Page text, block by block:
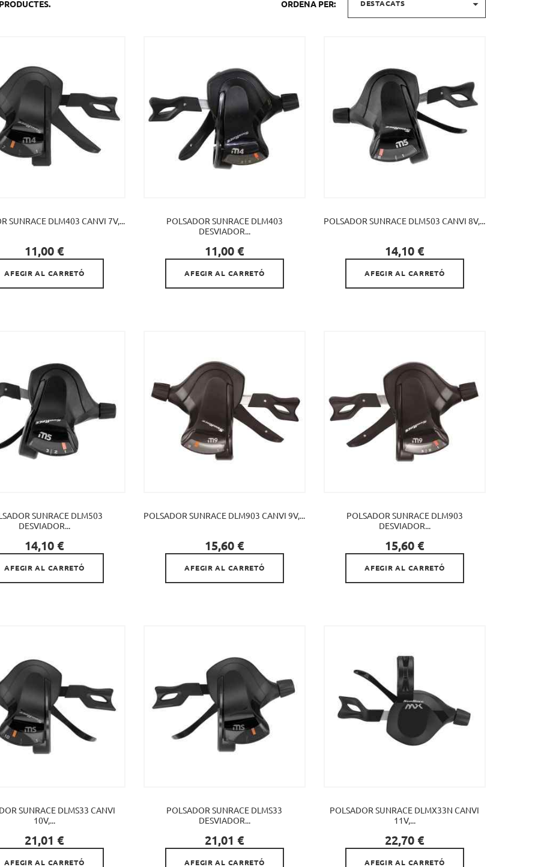
ORDENA PER: DESTACATS 
SUNRACE DLM403 CANVI 7V,...
Preu
11,00 €

AFEGIR AL CARRETÓ
POLSADOR SUNRACE DLM403
DESVIADOR...
Preu
11,00 €

AFEGIR AL CARRETÓ
POLSADOR SUNRACE DLM503 CANVI 8V,...
Preu
14,10 €

AFEGIR AL CARRETÓ
SUNRACE DLM503
DESVIADOR...
Preu
14,10 €

AFEGIR AL CARRETÓ
POLSADOR SUNRACE DLM903 CANVI 9V,...
Preu
15,60 €

AFEGIR AL CARRETÓ
POLSADOR SUNRACE DLM903
DESVIADOR...
Preu
15,60 €

AFEGIR AL CARRETÓ
SUNRACE DLMS33 CANVI
10V,...
Preu
21,01 €

AFEGIR AL CARRETÓ
POLSADOR SUNRACE DLMS33
DESVIADOR...
Preu
21,01 €

AFEGIR AL CARRETÓ
POLSADOR SUNRACE DLMX33N CANVI
11V,...
Preu
22,70 €

AFEGIR AL CARRETÓ